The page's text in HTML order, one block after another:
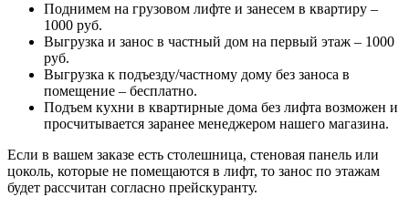
Поднимем на грузовом лифте и занесем в квартиру –
1000 руб.
Выгрузка и занос в частный дом на первый этаж – 1000
руб.
Выгрузка к подъезду/частному дому без заноса в
помещение – бесплатно.
Подъем кухни в квартирные дома без лифта возможен и
просчитывается заранее менеджером нашего магазина.
Если в вашем заказе есть столешница, стеновая панель или
цоколь, которые не помещаются в лифт, то занос по этажам
будет рассчитан согласно прейскуранту.